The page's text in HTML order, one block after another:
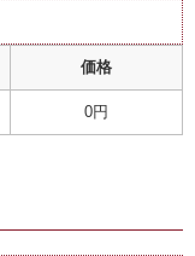
価格
0円